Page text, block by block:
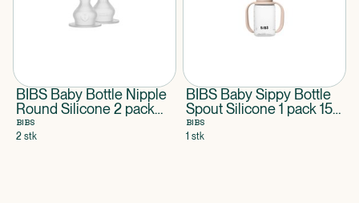
BIBS Baby Bottle Nipple
Round Silicone 2 pack
Thick Flow
BIBS
2 stk
BIBS Baby Sippy Bottle
Spout Silicone 1 pack 150
ml Blush
BIBS
1 stk